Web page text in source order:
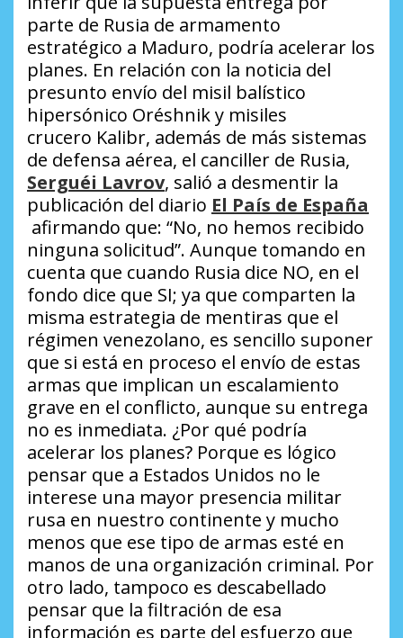
parte de Rusia de armamento
estratégico a Maduro, podría acelerar los
planes. En relación con la noticia del
presunto envío del misil balístico
hipersónico Oréshniky misiles
crucero Kalibr, además de más sistemas
de defensa aérea, el canciller de Rusia,
Serguéi Lavrov, salió a desmentir la
publicación del diario El País de España
afirmando que: “No, no hemos recibido
ninguna solicitud”. Aunque tomando en
cuenta que cuando Rusia dice NO, en el
fondo dice que SI; ya que comparten la
misma estrategia de mentiras que el
régimen venezolano, es sencillo suponer
que si está en proceso el envío de estas
armas que implican un escalamiento
grave en el conflicto, aunque su entrega
no es inmediata. ¿Por qué podría
acelerar los planes? Porque es lógico
pensar que a Estados Unidos no le
interese una mayor presencia militar
rusa en nuestro continente y mucho
menos que ese tipo de armas esté en
manos de una organización criminal. Por
otro lado, tampoco es descabellado
pensar que la filtración de esa
información es parte del esfuerzo que